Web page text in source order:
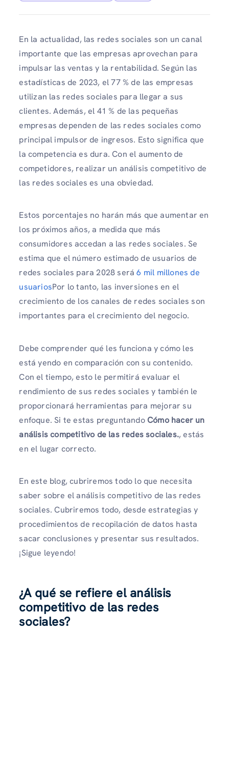
En la actualidad, las redes sociales son un canal
importante que las empresas aprovechan para
impulsar las ventas y la rentabilidad. Según las
estadísticas de 2023, el 77 % de las empresas
utilizan las redes sociales para llegar a sus
clientes. Además, el 41 % de las pequeñas
empresas dependen de las redes sociales como
principal impulsor de ingresos. Esto significa que
la competencia es dura. Con el aumento de
competidores, realizar un análisis competitivo de
las redes sociales es una obviedad.
Estos porcentajes no harán más que aumentar en
los próximos años, a medida que más
consumidores accedan a las redes sociales. Se
estima que el número estimado de usuarios de
redes sociales para 2028 será6 mil millones de
usuariosPor lo tanto, las inversiones en el
crecimiento de los canales de redes sociales son
importantes para el crecimiento del negocio.
Debe comprender qué les funciona y cómo les
está yendo en comparación con su contenido.
Con el tiempo, esto le permitirá evaluar el
rendimiento de sus redes sociales y también le
proporcionará herramientas para mejorar su
enfoque. Si te estas preguntandoCómo hacer un
análisis competitivo de las redes sociales., estás
en el lugar correcto.
En este blog, cubriremos todo lo que necesita
saber sobre el análisis competitivo de las redes
sociales. Cubriremos todo, desde estrategias y
procedimientos de recopilación de datos hasta
sacar conclusiones y presentar sus resultados.
¡Sigue leyendo!
¿A qué se refiere el análisis
competitivo de las redes
sociales?